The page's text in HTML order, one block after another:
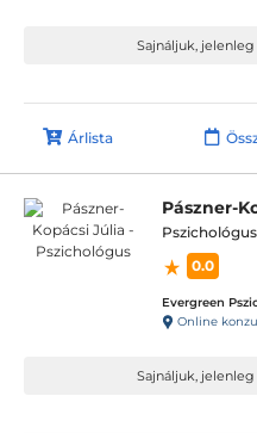
Sajnáljuk,
Árlista
Pászner-
Pszichológus
0.0
Online
Sajnáljuk,